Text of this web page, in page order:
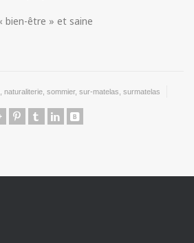
bien-être » et saine
naturaliterie sommier, sur-matelas surmatelas